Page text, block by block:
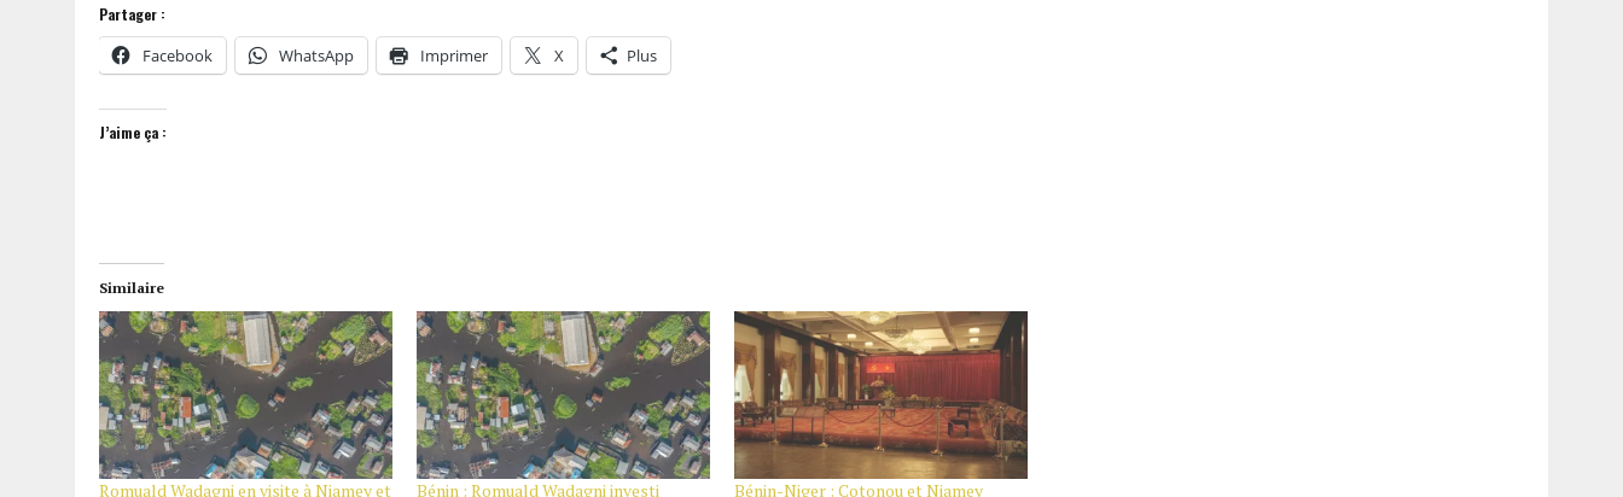
Partager :
Facebook WhatsApp Imprimer X Plus
J’aime ça :
Similaire
Romuald Wadagni en visite à Niamey et
Bénin : Romuald Wadagni investi
Bénin-Niger : Cotonou et Niamey